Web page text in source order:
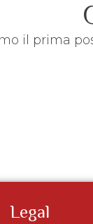
il prima
Legal